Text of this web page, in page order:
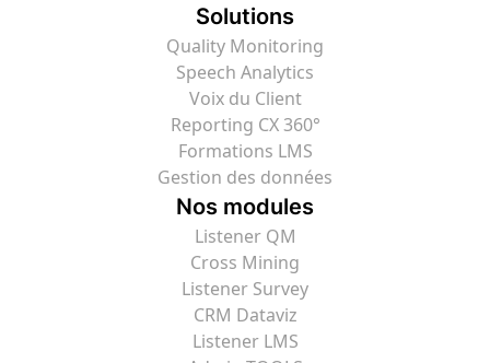
Solutions
Quality Monitoring
Speech Analytics
Voix du Client
Reporting CX 360°
Formations LMS
Gestion des données
Nos modules
Listener QM
Cross Mining
Listener Survey
CRM Dataviz
Listener LMS